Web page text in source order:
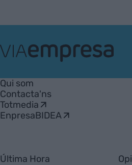
Empresa
Qui som
Contacta'ns
Totmedia
EnpresaBIDEA
Última Hora